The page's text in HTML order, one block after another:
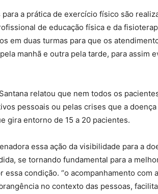
a prática de exercício físico são
de educação física e da
em duas turmas para que os
manhã e outra pela tarde, para assim
relatou que nem todos os
pessoais ou pelas crises que a
gira entorno de 15 a 20 pacientes.
essa ação da visibilidade para a
se tornando fundamental para a
essa condição. “o acompanhamento
no contexto das pessoas,